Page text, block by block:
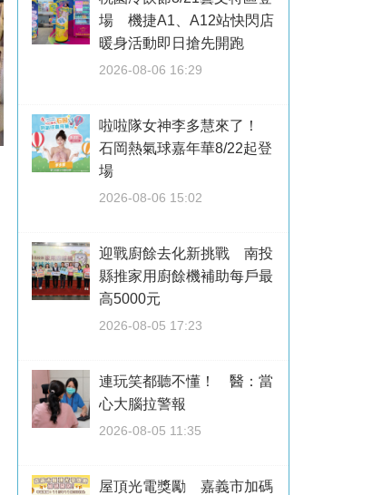
場 機捷A1、A12站快閃店
暖身活動即日搶先開跑
2026-08-06 16:29
啦啦隊女神李多慧來了！
石岡熱氣球嘉年華8/22起登
場
2026-08-06 15:02
迎戰廚餘去化新挑戰 南投
縣推家用廚餘機補助每戶最
高5000元
2026-08-05 17:23
連玩笑都聽不懂！ 醫：當
心大腦拉警報
2026-08-05 11:35
屋頂光電獎勵 嘉義市加碼